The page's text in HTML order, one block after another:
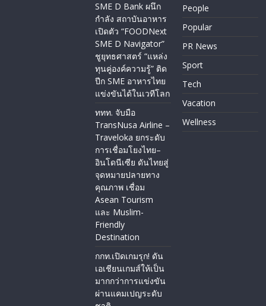
SME D Bank ผนึก
กำลัง สถาบันอาหาร
เปิดตัว “FOODNext
SME D Navigator”
ชูยุทธศาสตร์ “แหล่ง
ทุนคู่องค์ความรู้” ติด
ปีก SME อาหารไทย
แข่งขันได้ในเวทีโลก
ททท. จับมือ
TransNusa Airline –
Traveloka ยกระดับ
การเชื่อมโยงไทย–
อินโดนีเซีย ดันไทยสู่
จุดหมายปลายทาง
คุณภาพ เชื่อม
Asean Tourism
และ Muslim-
Friendly
Destination
กกท.เปิดเกมรุก! ดัน
เอเชียนเกมส์ให้เป็น
มากกว่าการแข่งขัน
ผ่านแคมเปญระดับ
People
Popular
PR News
Sport
Tech
Vacation
Wellness